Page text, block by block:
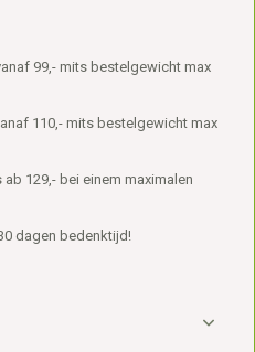
99,- mits bestelgewicht max
110,- mits bestelgewicht max
129,- bei einem maximalen
dagen bedenktijd!